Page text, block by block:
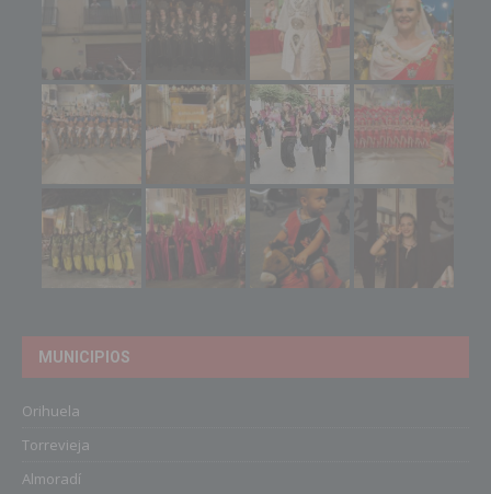
MUNICIPIOS
Orihuela
Torrevieja
Almoradí